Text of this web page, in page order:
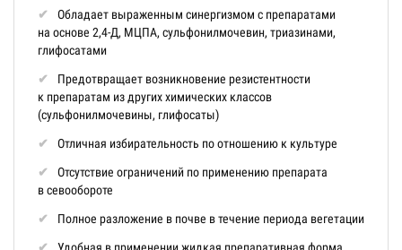
Обладает выраженным синергизмом с препаратами
на основе 2,4-Д, МЦПА, сульфонилмочевин, триазинами,
глифосатами
Предотвращает возникновение резистентности
к препаратам из других химических классов
(сульфонилмочевины, глифосаты)
Отличная избирательность по отношению к культуре
Отсутствие ограничений по применению препарата
в севообороте
Полное разложение в почве в течение периода вегетации
Удобная в применении жидкая препаративная форма